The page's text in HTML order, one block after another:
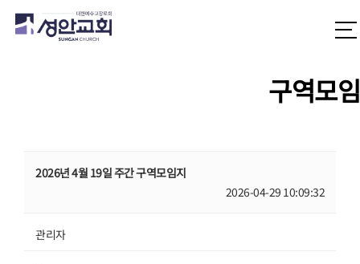
구역모임
2026년 4월 19일 주간 구역모임지
2026-04-29 10:09:32
관리자